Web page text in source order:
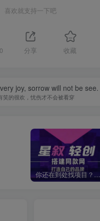
喜欢就支持一下吧
分享 收藏
joy, sorrow will not be see.
笑的很欢，忧伤才不会被看穿
你还在到处找项目？还在当韭菜？我靠卖项目一个月收入5万+，曾经我也是个失败者。